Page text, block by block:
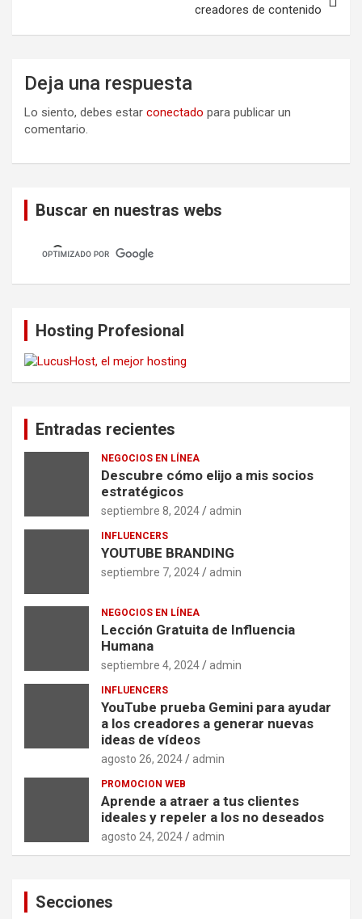
creadores de contenido
Deja una respuesta
Lo siento, debes estar conectado para publicar un
comentario.
Buscar en nuestras webs
Hosting Profesional
Entradas recientes
NEGOCIOS EN LÍNEA
Descubre cómo elijo a mis socios
estratégicos
septiembre 8, 2024 admin
INFLUENCERS
YOUTUBE BRANDING
septiembre 7, 2024 admin
NEGOCIOS EN LÍNEA
Lección Gratuita de Influencia
Humana
septiembre 4, 2024 admin
INFLUENCERS
YouTube prueba Gemini para ayudar
a los creadores a generar nuevas
ideas de vídeos
agosto 26, 2024 admin
PROMOCION WEB
Aprende a atraer a tus clientes
ideales y repeler a los no deseados
agosto 24, 2024 admin
Secciones